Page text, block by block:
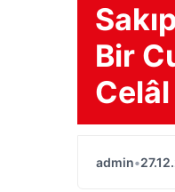
Bir
Celâl
admin•